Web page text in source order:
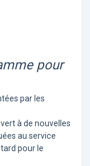
pour
par les
à de nouvelles
au service
pour le